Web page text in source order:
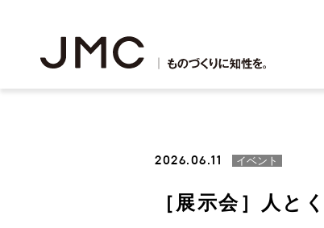
2026.06.11 イベント
［展示会］人と